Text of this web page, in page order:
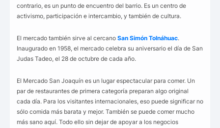
contrario, es un punto de encuentro del barrio. Es un centro de
activismo, participación e intercambio, y también de cultura.
El mercado también sirve al cercano San Simón Tolnáhuac.
Inaugurado en 1958, el mercado celebra su aniversario el día de San
Judas Tadeo, el 28 de octubre de cada año.
El Mercado San Joaquín es un lugar espectacular para comer. Un
par de restaurantes de primera categoría preparan algo original
cada día. Para los visitantes internacionales, eso puede significar no
sólo comida más barata y mejor. También se puede comer mucho
más sano aquí. Todo ello sin dejar de apoyar a los negocios